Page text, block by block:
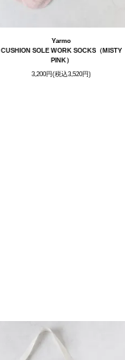
Yarmo
CUSHION SOLE WORK SOCKS（MISTY
PINK）
3,200円(税込3,520円)